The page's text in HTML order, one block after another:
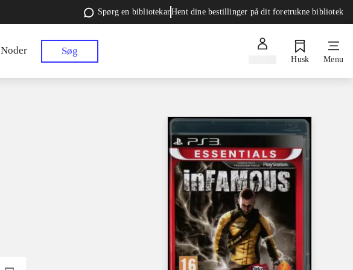
Spørg en bibliotekarHent dine bestillinger på dit foretrukne bibliotek
Noder Søg
Husk Menu